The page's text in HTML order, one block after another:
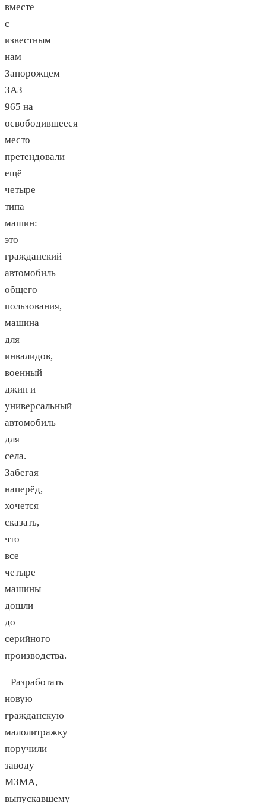
вместе
с
известным
нам
Запорожцем
ЗАЗ
965 на
освободившееся
место
претендовали
ещё
четыре
типа
машин:
это
гражданский
автомобиль
общего
пользования,
машина
для
инвалидов,
военный
джип и
универсальный
автомобиль
для
села.
Забегая
наперёд,
хочется
сказать,
что
все
четыре
машины
дошли
до
серийного
производства.
Разработать
новую
гражданскую
малолитражку
поручили
заводу
МЗМА,
выпускавшему